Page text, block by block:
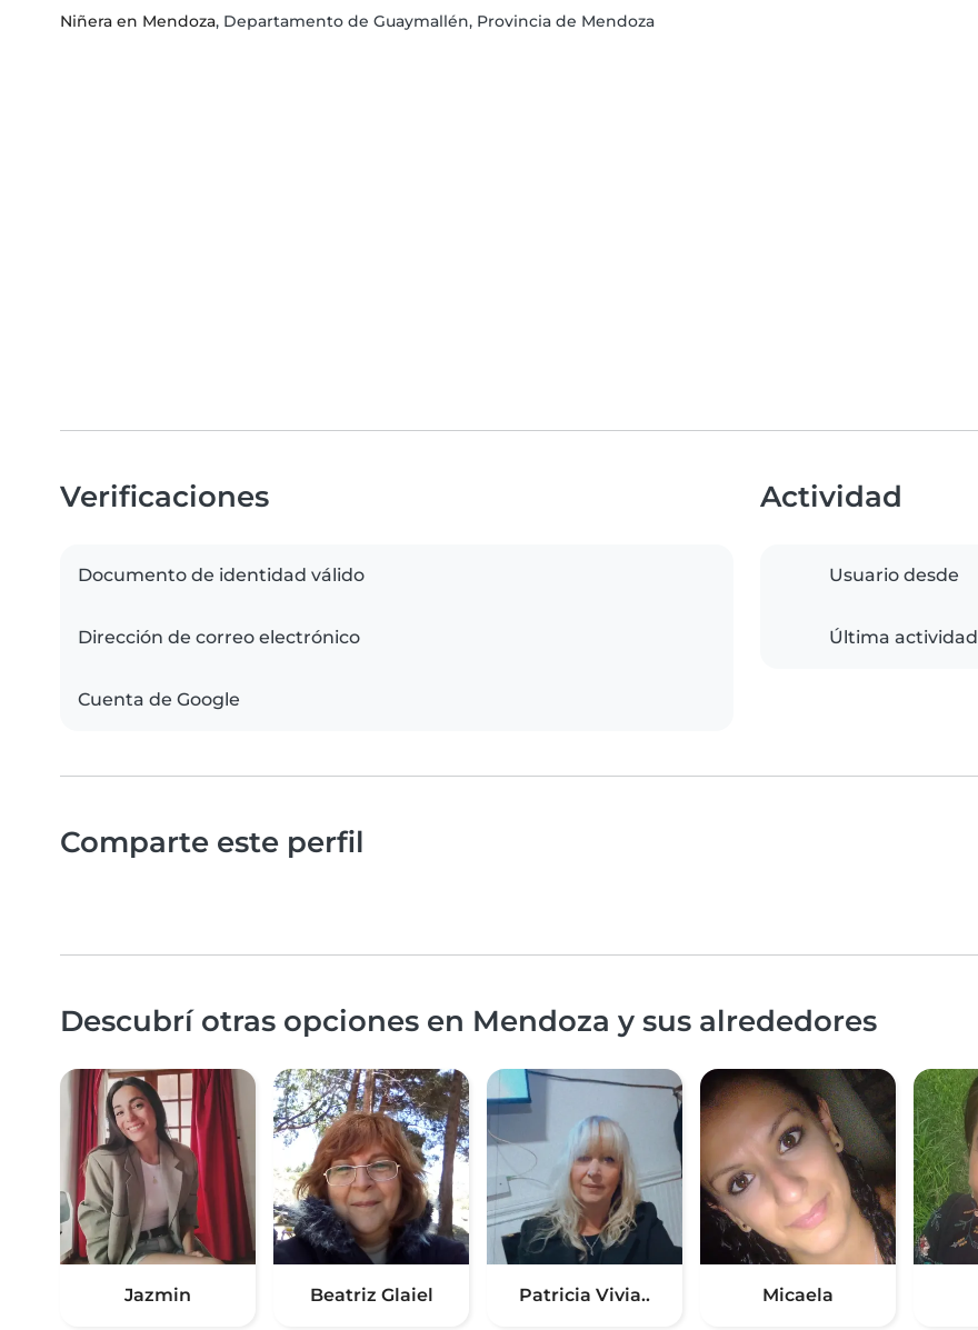
Niñera en Mendoza, Departamento de Guaymallén, Provincia de Mendoza
Verificaciones
Documento de identidad válido
Dirección de correo electrónico
Cuenta de Google
Actividad
Usuario desde
Última actividad
Comparte este perfil
Descubrí otras opciones en Mendoza y sus alrededores
Jazmin Beatriz Glaiel Patricia Vivia.. Micaela